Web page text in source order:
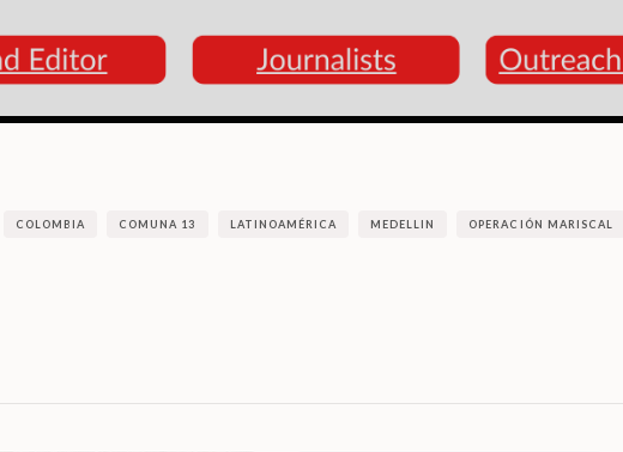
COLOMBIA COMUNA 13 LATINOAMÉRICA MEDELLIN OPERACIÓN MARISCAL